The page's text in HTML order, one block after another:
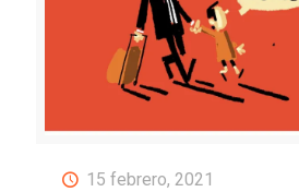
15 febrero, 2021